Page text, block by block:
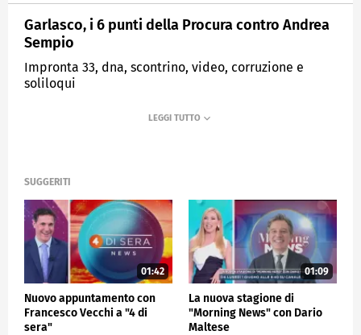
Garlasco, i 6 punti della Procura contro Andrea
Sempio
Impronta 33, dna, scontrino, video, corruzione e
soliloqui
MATTINO CINQUE
SUGGERITI
01:42
Nuovo appuntamento con
Francesco Vecchi a "4 di
sera"
01:09
La nuova stagione di
"Morning News" con Dario
Maltese